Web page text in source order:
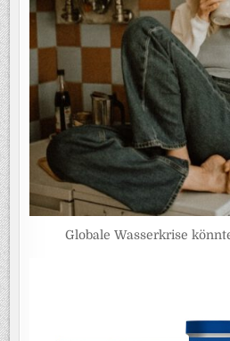
Globale Wasserkrise